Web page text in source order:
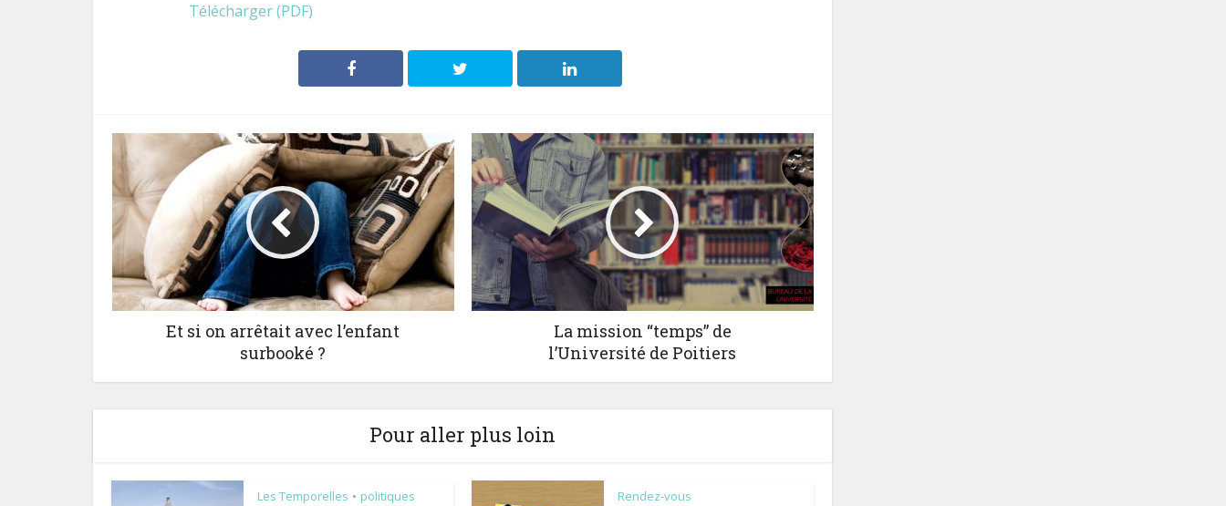
Télécharger (PDF)
Et si on arrêtait avec l’enfant
surbooké ?
La mission “temps” de
l’Université de Poitiers
Pour aller plus loin
Les Temporelles • politiques
Rendez-vous